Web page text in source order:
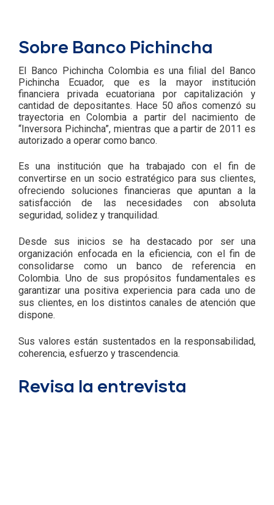
Sobre Banco Pichincha
El Banco Pichincha Colombia es una filial del Banco
Pichincha Ecuador, que es la mayor institución
financiera privada ecuatoriana por capitalización y
cantidad de depositantes. Hace 50 años comenzó su
trayectoria en Colombia a partir del nacimiento de
“Inversora Pichincha”, mientras que a partir de 2011 es
autorizado a operar como banco.
Es una institución que ha trabajado con el fin de
convertirse en un socio estratégico para sus clientes,
ofreciendo soluciones financieras que apuntan a la
satisfacción de las necesidades con absoluta
seguridad, solidez y tranquilidad.
Desde sus inicios se ha destacado por ser una
organización enfocada en la eficiencia, con el fin de
consolidarse como un banco de referencia en
Colombia. Uno de sus propósitos fundamentales es
garantizar una positiva experiencia para cada uno de
sus clientes, en los distintos canales de atención que
dispone.
Sus valores están sustentados en la responsabilidad,
coherencia, esfuerzo y trascendencia.
Revisa la entrevista